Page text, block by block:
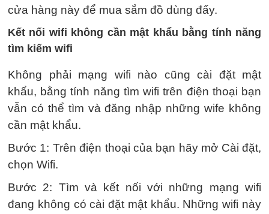
cửa hàng này để mua sắm đồ dùng đấy.
Kết nối wifi không cần mật khẩu bằng tính năng
tìm kiếm wifi
Không phải mạng wifi nào cũng cài đặt mật
khẩu, bằng tính năng tìm wifi trên điện thoại bạn
vẫn có thể tìm và đăng nhập những wife không
cần mật khẩu.
Bước 1: Trên điện thoại của bạn hãy mở Cài đặt,
chọn Wifi.
Bước 2: Tìm và kết nối với những mạng wifi
đang không có cài đặt mật khẩu. Những wifi này